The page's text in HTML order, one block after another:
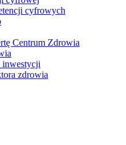
cyfrowych
Centrum Zdrowia
inwestycji
zdrowia